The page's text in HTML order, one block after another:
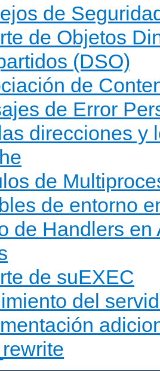
de
de Objetos
(DSO)
de
de Error
direcciones y
de
de entorno
de Handlers en
de suEXEC
del